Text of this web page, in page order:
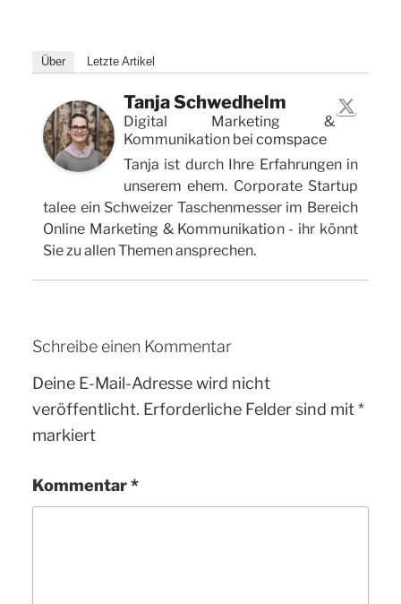
Über Letzte Artikel
Tanja Schwedhelm
Digital Marketing &
Kommunikation bei comspace
Tanja ist durch Ihre Erfahrungen in
unserem ehem. Corporate Startup
talee ein Schweizer Taschenmesser im Bereich
Online Marketing & Kommunikation - ihr könnt
Sie zu allen Themen ansprechen.
Schreibe einen Kommentar
Deine E-Mail-Adresse wird nicht
veröffentlicht. Erforderliche Felder sind mit*
markiert
Kommentar*